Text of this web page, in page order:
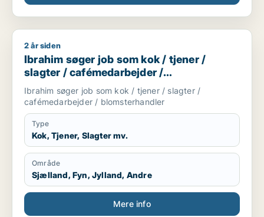
Ibrahim søger job som kok / tjener / slagter /
2 år siden
Ibrahim søger job som kok / tjener /
slagter / cafémedarbejder /
blomsterhandler
Ibrahim søger job som kok / tjener / slagter /
cafémedarbejder / blomsterhandler
Type
Kok, Tjener, Slagter mv.
Område
Sjælland, Fyn, Jylland, Andre
Mere info